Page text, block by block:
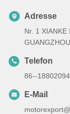
Adresse
Nr. 1 XIANKE
Telefon
86--
E-Mail